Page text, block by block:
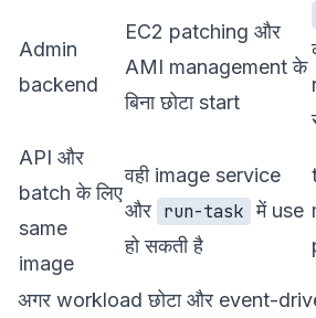
Admin
backend
EC2 patching और
AMI management के
बिना छोटा start
API और
batch के लिए
same
image
वही image service
और run-task में use
हो सकती है
अगर workload छोटा और event-